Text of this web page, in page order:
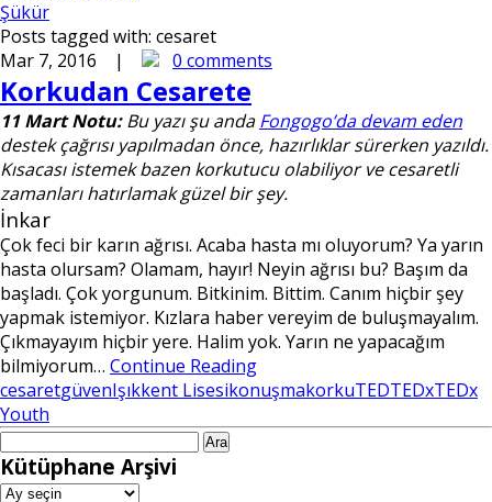
Şükür
Posts tagged with: cesaret
Mar 7, 2016 |
0 comments
Korkudan Cesarete
11 Mart Notu:Bu yazı şu andaFongogo’da devam eden
destek çağrısı yapılmadan önce, hazırlıklar sürerken yazıldı.
Kısacası istemek bazen korkutucu olabiliyor ve cesaretli
zamanları hatırlamak güzel bir şey.
İnkar
Çok feci bir karın ağrısı. Acaba hasta mı oluyorum? Ya yarın
hasta olursam? Olamam, hayır! Neyin ağrısı bu? Başım da
başladı. Çok yorgunum. Bitkinim. Bittim. Canım hiçbir şey
yapmak istemiyor. Kızlara haber vereyim de buluşmayalım.
Çıkmayayım hiçbir yere. Halim yok. Yarın ne yapacağım
bilmiyorum… Continue Reading
cesaretgüvenIşıkkent LisesikonuşmakorkuTEDTEDxTEDx
Youth
Arama:
Kütüphane Arşivi
Kütüphane